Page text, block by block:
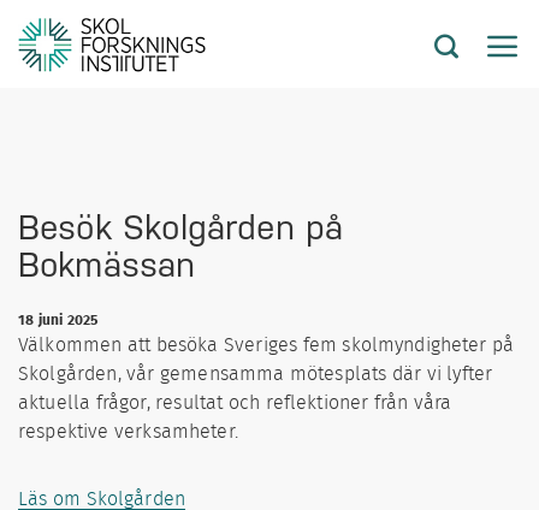
Besök Skolgården på
Bokmässan
18 juni 2025
Välkommen att besöka Sveriges fem skolmyndigheter på
Skolgården, vår gemensamma mötesplats där vi lyfter
aktuella frågor, resultat och reflektioner från våra
respektive verksamheter.
Läs om Skolgården